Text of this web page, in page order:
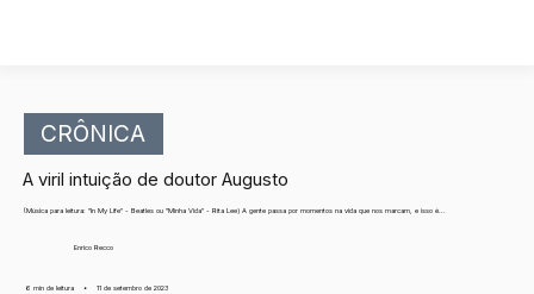
CRÔNICA
A viril intuição de doutor Augusto
(Música para leitura: "In My Life" - Beatles ou "Minha Vida" - Rita Lee) A gente passa por momentos na vida que nos marcam, e isso é...
Enrico Recco
6 min de leitura • 11 de setembro de 2023